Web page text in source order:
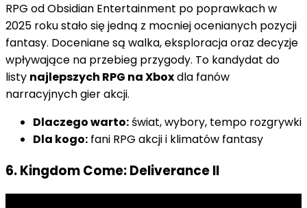
RPG od Obsidian Entertainment po poprawkach w
2025 roku stało się jedną z mocniej ocenianych pozycji
fantasy. Doceniane są walka, eksploracja oraz decyzje
wpływające na przebieg przygody. To kandydat do
listy najlepszych RPG na Xboxdla fanów
narracyjnych gier akcji.
Dlaczego warto:świat, wybory, tempo rozgrywki
Dla kogo: fani RPG akcji i klimatów fantasy
6. Kingdom Come: Deliverance II